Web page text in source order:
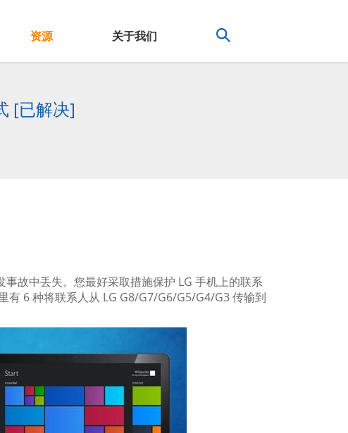
资源 关于我们
[已解决]
故中丢失。您最好采取措施保护 LG 手机上的联系
有 6 种将联系人从 LG G8/G7/G6/G5/G4/G3 传输到